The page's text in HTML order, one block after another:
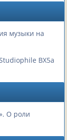
музыки на
BX5a
О роли